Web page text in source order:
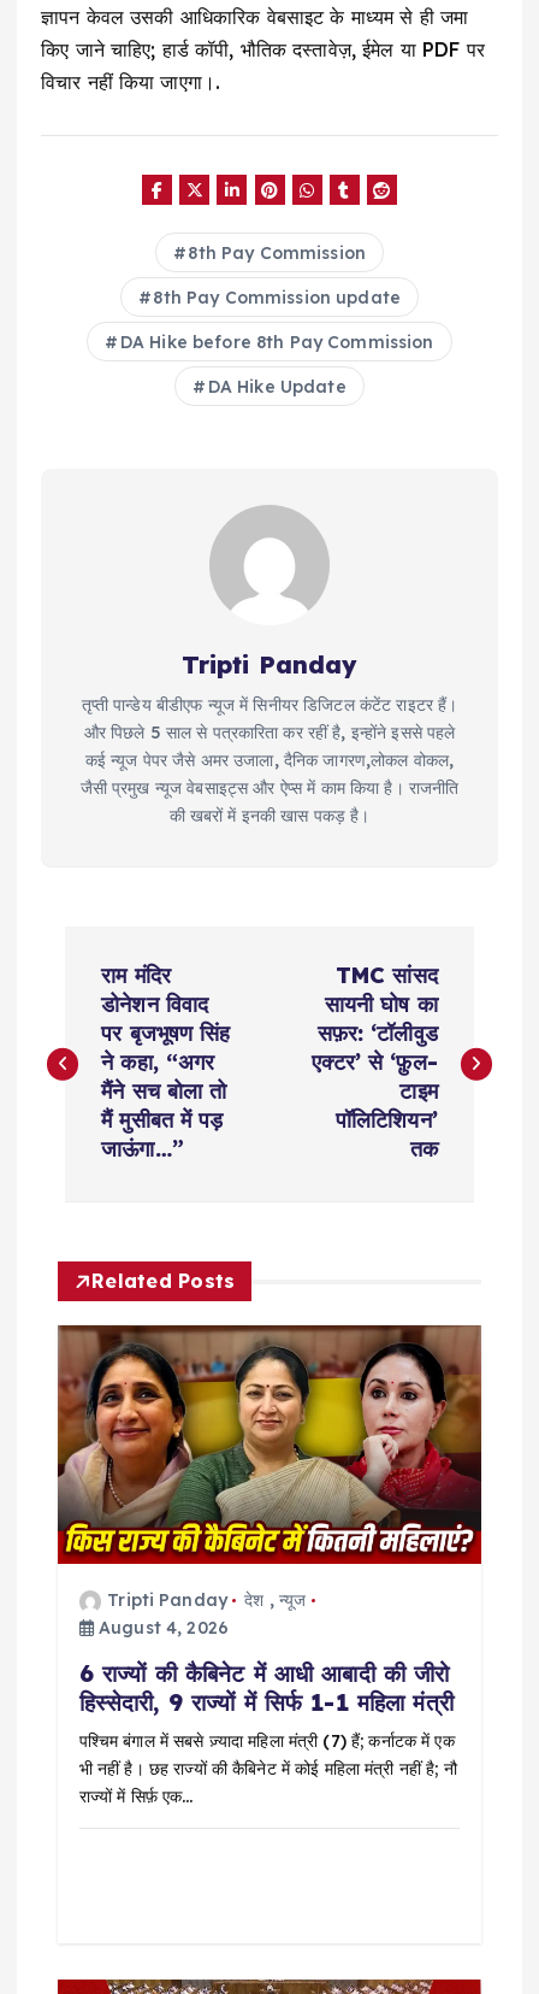
ज्ञापन केवल उसकी आधिकारिक वेबसाइट के माध्यम से ही जमा
किए जाने चाहिए; हार्ड कॉपी, भौतिक दस्तावेज़, ईमेल या PDF पर
विचार नहीं किया जाएगा।.
8th Pay Commission
8th Pay Commission update
DA Hike before 8th Pay Commission
DA Hike Update
Tripti Panday
तृप्ती पान्डेय बीडीएफ न्यूज में सिनीयर डिजिटल कंटेंट राइटर हैं।
और पिछले 5 साल से पत्रकारिता कर रहीं है, इन्होंने इससे पहले
कई न्यूज पेपर जैसे अमर उजाला, दैनिक जागरण,लोकल वोकल,
जैसी प्रमुख न्यूज वेबसाइट्स और ऐप्स में काम किया है। राजनीति
की खबरों में इनकी खास पकड़ है।
s
a
v
g
a
t
राम मंदिर
डोनेशन विवाद
पर बृजभूषण सिंह
ने कहा, “अगर
मैंने सच बोला तो
मैं मुसीबत में पड़
जाऊंगा…”
TMC सांसद
सायनी घोष का
सफ़र: ‘टॉलीवुड
एक्टर’ से ‘फ़ुल-
टाइम
पॉलिटिशियन’
तक
Related Posts
Tripti Panday देश , न्यूज
August 4, 2026
6 राज्यों की कैबिनेट में आधी आबादी की जीरो
हिस्सेदारी, 9 राज्यों में सिर्फ 1-1 महिला मंत्री
पश्चिम बंगाल में सबसे ज़्यादा महिला मंत्री (7) हैं; कर्नाटक में एक
भी नहीं है। छह राज्यों की कैबिनेट में कोई महिला मंत्री नहीं है; नौ
राज्यों में सिर्फ़ एक…